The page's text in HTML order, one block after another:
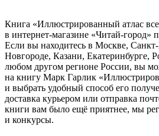
Книга «Иллюстрированный атлас
в интернет-магазине «Читай-город»
Если вы находитесь в Москве,
Новгороде, Казани, Екатеринбурге,
любом другом регионе России, вы
на книгу Марк Гарлик
и выбрать удобный способ его
доставка курьером или отправка
книги вам было ещё приятнее, мы
и конкурсы.